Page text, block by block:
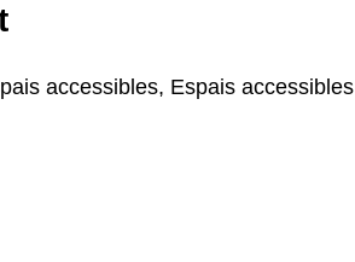
accessibles, Espais accessibles